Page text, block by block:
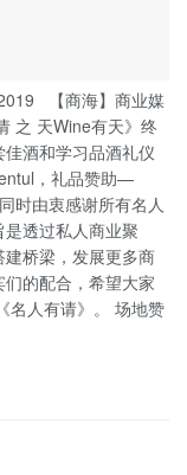
【商海】商业媒
之 天Wine有天》终
酒和学习品酒礼仪
，礼品赞助—
时由衷感谢所有名人
透过私人商业聚
桥梁，发展更多商
的配合，希望大家
名人有请》。 场地赞